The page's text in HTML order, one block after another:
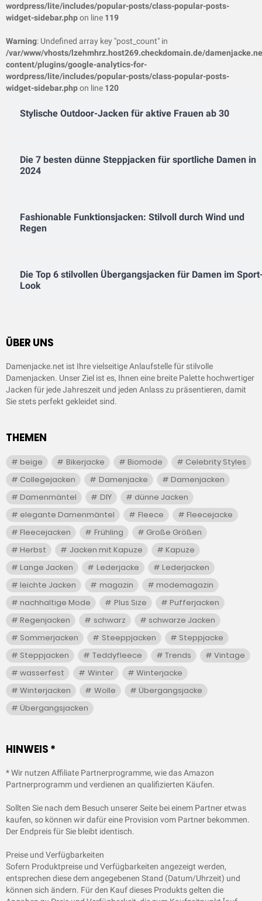
wordpress/lite/includes/popular-posts/class-popular-posts-
widget-sidebar.phpon line 119
Warning: Undefined array key "post_count" in
/var/www/vhosts/lzehmhrz.host269.checkdomain.de/
content/plugins/google-analytics-for-
wordpress/lite/includes/popular-posts/class-popular-posts-
widget-sidebar.phpon line 120
Stylische Outdoor-Jacken für aktive Frauen ab 30
Die 7 besten dünne Steppjacken für sportliche Damen in
2024
Fashionable Funktionsjacken: Stilvoll durch Wind und
Regen
Die Top 6 stilvollen Übergangsjacken für Damen im
Look
ÜBER UNS
Damenjacke.net ist Ihre vielseitige Anlaufstelle für stilvolle
Damenjacken. Unser Ziel ist es, Ihnen eine breite Palette hochwertiger
Jacken für jede Jahreszeit und jeden Anlass zu präsentieren, damit
Sie stets perfekt gekleidet sind.
THEMEN
beige Bikerjacke Biomode
Celebrity Styles
Collegejacken
Damenjacke
Damenjacken
Damenmäntel
DIY
dünne Jacken
elegante Damenmäntel
Fleece
Fleecejacke
Fleecejacken
Frühling
Große Größen
Herbst
Jacken mit Kapuze
Kapuze
Lange Jacken
Lederjacke
Lederjacken
leichte Jacken
magazin
modemagazin
nachhaltige Mode
Plus Size
Pufferjacken
Regenjacken
schwarz
schwarze Jacken
Sommerjacken
Steeppjacken
Steppjacke
Steppjacken
Teddyfleece Trends
Vintage
wasserfest
Winter
Winterjacke
Winterjacken
Wolle
Übergangsjacke
Übergangsjacken
HINWEIS *
* Wir nutzen Affiliate Partnerprogramme, wie das Amazon
Partnerprogramm und verdienen an qualifizierten Käufen.
Sollten Sie nach dem Besuch unserer Seite bei einem Partner etwas
kaufen, so können wir dafür eine Provision vom Partner bekommen.
Der Endpreis für Sie bleibt identisch.
Preise und Verfügbarkeiten
Sofern Produktpreise und Verfügbarkeiten angezeigt werden,
entsprechen diese dem angegebenen Stand (Datum/Uhrzeit) und
können sich ändern. Für den Kauf dieses Produkts gelten die